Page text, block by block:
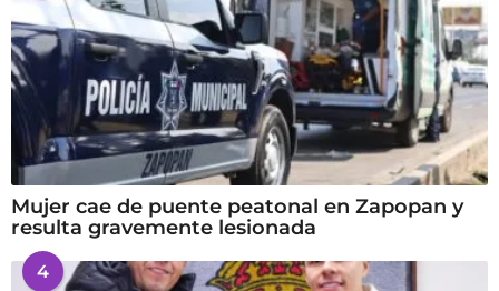
Mujer cae de puente peatonal en Zapopan y
resulta gravemente lesionada
4